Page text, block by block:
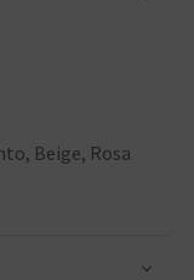
Beige, Rosa